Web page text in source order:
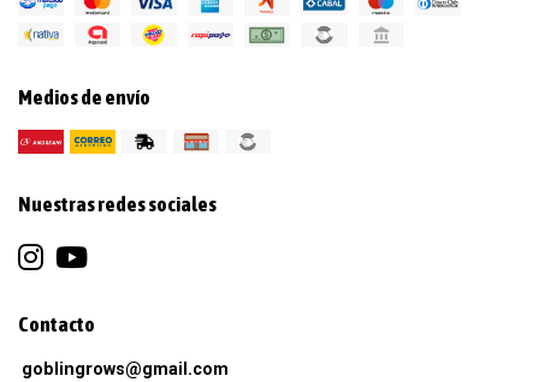
Medios de envío
Nuestras redes sociales
Contacto
goblingrows@gmail.com